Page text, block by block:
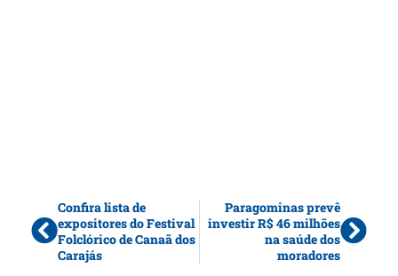
Confira lista de
expositores do Festival
Folclórico de Canaã dos
Carajás
Paragominas prevê
investir R$ 46 milhões
na saúde dos
moradores